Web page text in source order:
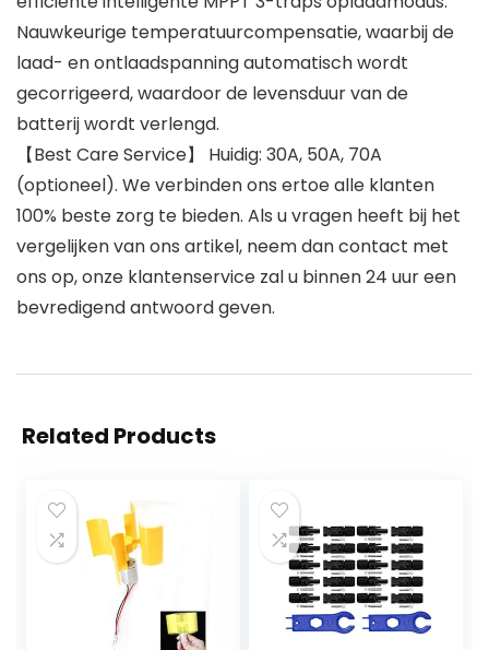
Nauwkeurige temperatuurcompensatie, waarbij de
laad- en ontlaadspanning automatisch wordt
gecorrigeerd, waardoor de levensduur van de
batterij wordt verlengd.
【Best Care Service】 Huidig: 30A, 50A, 70A
(optioneel). We verbinden ons ertoe alle klanten
100% beste zorg te bieden. Als u vragen heeft bij het
vergelijken van ons artikel, neem dan contact met
ons op, onze klantenservice zal u binnen 24 uur een
bevredigend antwoord geven.
Related Products